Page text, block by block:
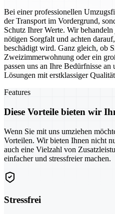
Bei einer professionellen
der Transport im Vordergrund,
Schutz Ihrer Werte. Wir
nötigen Sorgfalt und achten
beschädigt wird. Ganz gleich, ob
Zweizimmerwohnung oder ein
passen uns an Ihre Bedürfnisse an
Lösungen mit erstklassiger
Features
Diese Vorteile bieten wir
Wenn Sie mit uns umziehen
Vorteilen. Wir bieten Ihnen nicht
auch eine Vielzahl von
einfacher und stressfreier machen.
Stressfrei